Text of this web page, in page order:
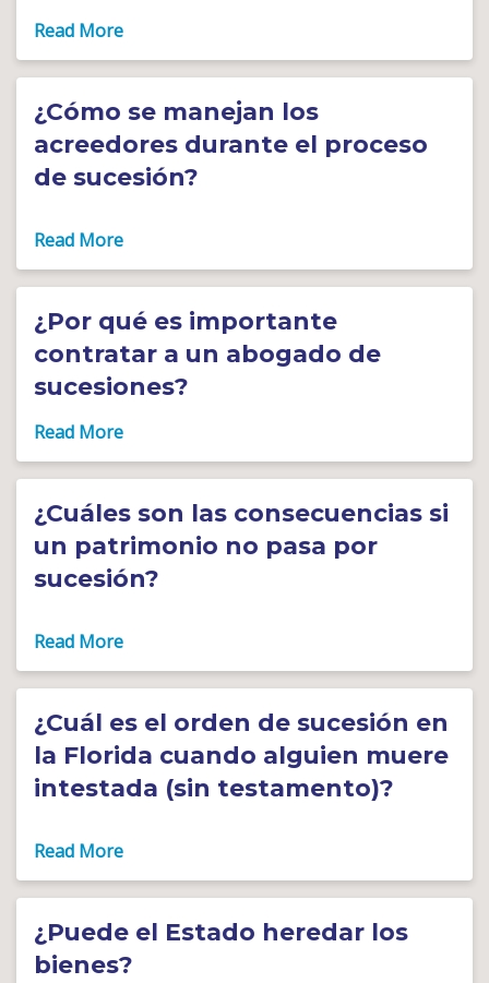
¿Cómo se manejan los
acreedores durante el proceso
de sucesión?
¿Por qué es importante
contratar a un abogado de
sucesiones?
¿Cuáles son las consecuencias si
un patrimonio no pasa por
sucesión?
¿Cuál es el orden de sucesión en
la Florida cuando alguien muere
intestada (sin testamento)?
¿Puede el Estado heredar los
bienes?